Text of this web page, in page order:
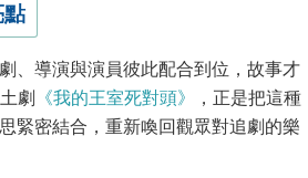
點
、導演與演員彼此配合到位，故事才
劇
《我的王室死對頭》
，正是把這種
緊密結合，重新喚回觀眾對追劇的樂